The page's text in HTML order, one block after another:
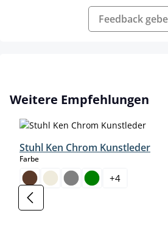
Feedback
Produktgalerie überspringen
Weitere Empfehlungen
Stuhl Ken Chrom Kunstleder
Farbeauswählen
+4